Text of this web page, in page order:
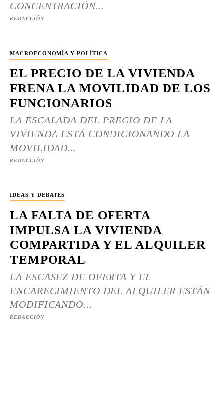
CONCENTRACIÓN...
REDACCIÓN
MACROECONOMÍA Y POLÍTICA
EL PRECIO DE LA VIVIENDA
FRENA LA MOVILIDAD DE LOS
FUNCIONARIOS
LA ESCALADA DEL PRECIO DE LA
VIVIENDA ESTÁ CONDICIONANDO LA
MOVILIDAD...
REDACCIÓN
IDEAS Y DEBATES
LA FALTA DE OFERTA
IMPULSA LA VIVIENDA
COMPARTIDA Y EL ALQUILER
TEMPORAL
LA ESCASEZ DE OFERTA Y EL
ENCARECIMIENTO DEL ALQUILER ESTÁN
MODIFICANDO...
REDACCIÓN